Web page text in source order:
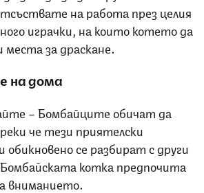
на работа през целия
играчки, на които котето да
места за драскане.
на дома
– Бомбайците обичат да
че тези приятелски
се разбират с други
котка предпочита
вниманието.